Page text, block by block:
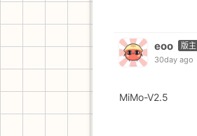
eoo
版主
30day ago
MiMo-V2.5